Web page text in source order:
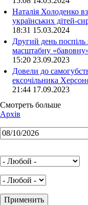
Наталія Холоденко
українських дітей-
18:31 15.03.2024
Другий день
масштабну
15:20 23.09.2023
Довели до
ексочільника
21:44 17.09.2023
Смотреть больше
Архів